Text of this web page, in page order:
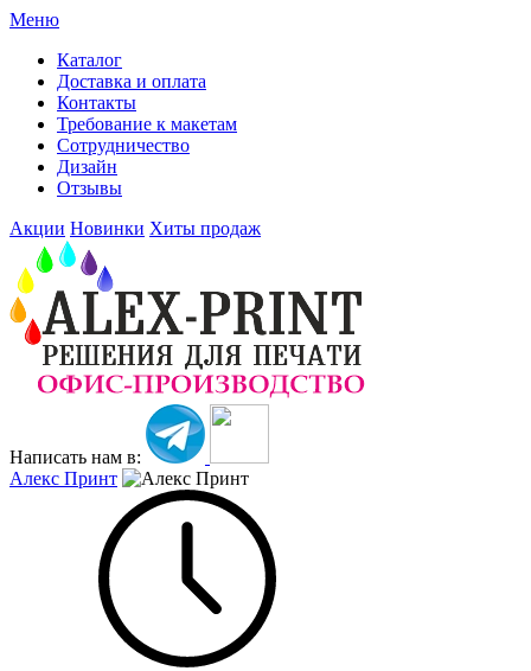
Меню
Каталог
Доставка и оплата
Контакты
Требование к макетам
Сотрудничество
Дизайн
Отзывы
Акции Новинки Хиты продаж
Написать нам в:
Алекс Принт